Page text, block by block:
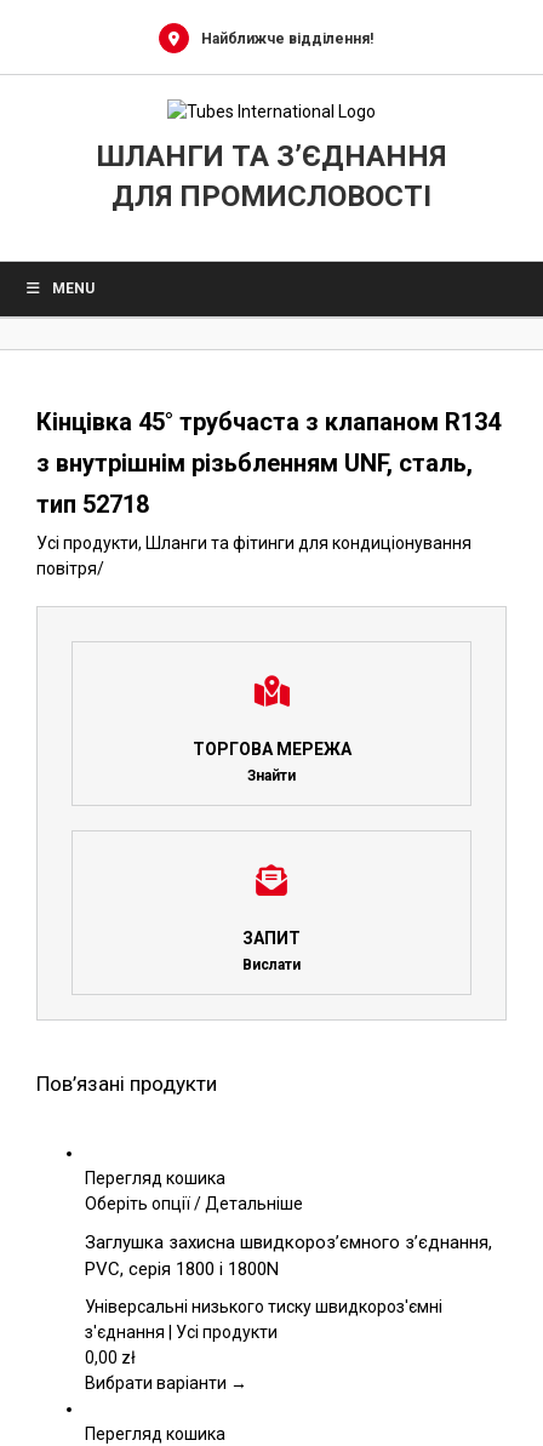
Найближче відділення!
ШЛАНГИ ТА З’ЄДНАННЯ
ДЛЯ ПРОМИСЛОВОСТІ
MENU
Кінцівка 45° трубчаста з клапаном R134
з внутрішнім різьбленням UNF, сталь,
тип 52718
Усі продукти, Шланги та фітинги для кондиціонування
повітря/
ТОРГОВА МЕРЕЖА
Знайти
ЗАПИТ
Вислати
Пов’язані продукти
Перегляд кошика
Оберіть опціїЦей
має
кілька
варіантів.
Параметри
вибрати
сторінці
/Детальніше
Заглушка захисна швидкороз’ємного з’єднання,
PVC, серія 1800 і 1800N
Універсальні низького тиску швидкороз'ємні
з'єднання | Усі продукти
0,00 zł
Вибрати варіанти →
Перегляд кошика